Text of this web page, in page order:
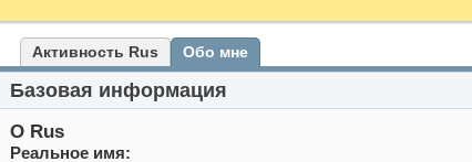
Активность Rus Обо мне
Базовая информация
О Rus
Реальное имя: